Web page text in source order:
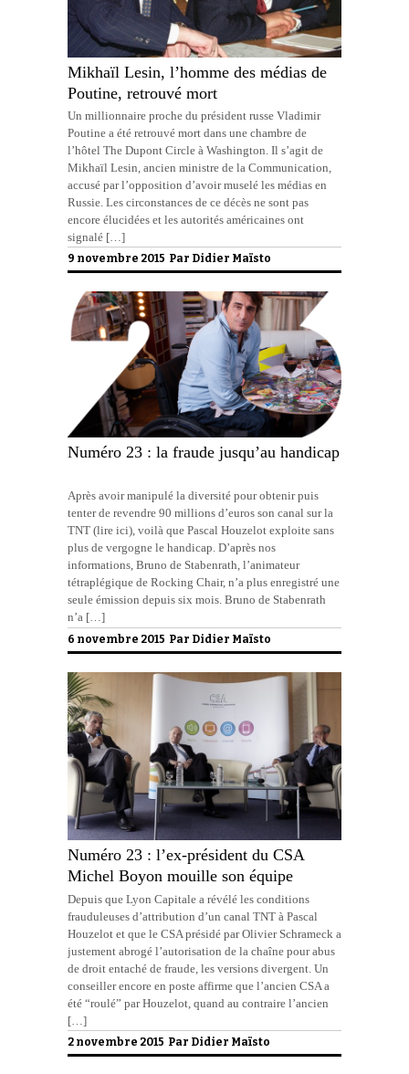
Mikhaïl Lesin, l’homme des médias de
Poutine, retrouvé mort
Un millionnaire proche du président russe Vladimir
Poutine a été retrouvé mort dans une chambre de
l’hôtel The Dupont Circle à Washington. Il s’agit de
Mikhaïl Lesin, ancien ministre de la Communication,
accusé par l’opposition d’avoir muselé les médias en
Russie. Les circonstances de ce décès ne sont pas
encore élucidées et les autorités américaines ont
signalé […]
9 novembre 2015 Par Didier Maïsto
Numéro 23 : la fraude jusqu’au handicap
Après avoir manipulé la diversité pour obtenir puis
tenter de revendre 90 millions d’euros son canal sur la
TNT (lire ici), voilà que Pascal Houzelot exploite sans
plus de vergogne le handicap. D’après nos
informations, Bruno de Stabenrath, l’animateur
tétraplégique de Rocking Chair, n’a plus enregistré une
seule émission depuis six mois. Bruno de Stabenrath
n’a […]
6 novembre 2015 Par Didier Maïsto
Numéro 23 : l’ex-président du CSA
Michel Boyon mouille son équipe
Depuis que Lyon Capitale a révélé les conditions
frauduleuses d’attribution d’un canal TNT à Pascal
Houzelot et que le CSA présidé par Olivier Schrameck a
justement abrogé l’autorisation de la chaîne pour abus
de droit entaché de fraude, les versions divergent. Un
conseiller encore en poste affirme que l’ancien CSA a
été “roulé” par Houzelot, quand au contraire l’ancien
[…]
2 novembre 2015 Par Didier Maïsto